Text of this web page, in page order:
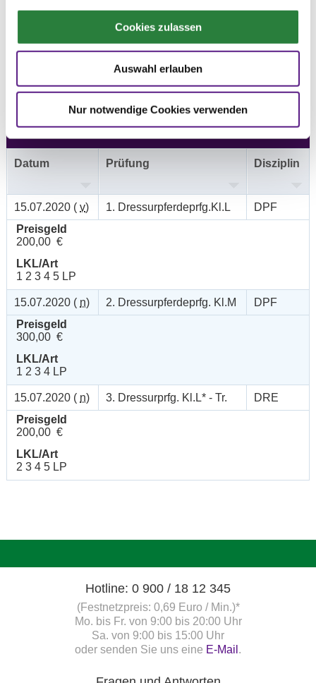
Cookies zulassen
Auswahl erlauben
Nur notwendige Cookies verwenden
Datum Prüfung Disziplin
15.07.2020 ( v) 1. Dressurpferdeprfg.Kl.L
DPF
Preisgeld
200,00 €
LKL/Art
1 2 3 4 5 LP
15.07.2020 ( n) 2. Dressurpferdeprfg. Kl.M
DPF
Preisgeld
300,00 €
LKL/Art
1 2 3 4 LP
15.07.2020 ( n) 3. Dressurprfg. Kl.L* - Tr.
DRE
Preisgeld
200,00 €
LKL/Art
2 3 4 5 LP
Hotline: 0 900 / 18 12 345
(Festnetzpreis: 0,69 Euro / Min.)*
Mo. bis Fr. von 9:00 bis 20:00 Uhr
Sa. von 9:00 bis 15:00 Uhr
oder senden Sie uns eine E-Mail .